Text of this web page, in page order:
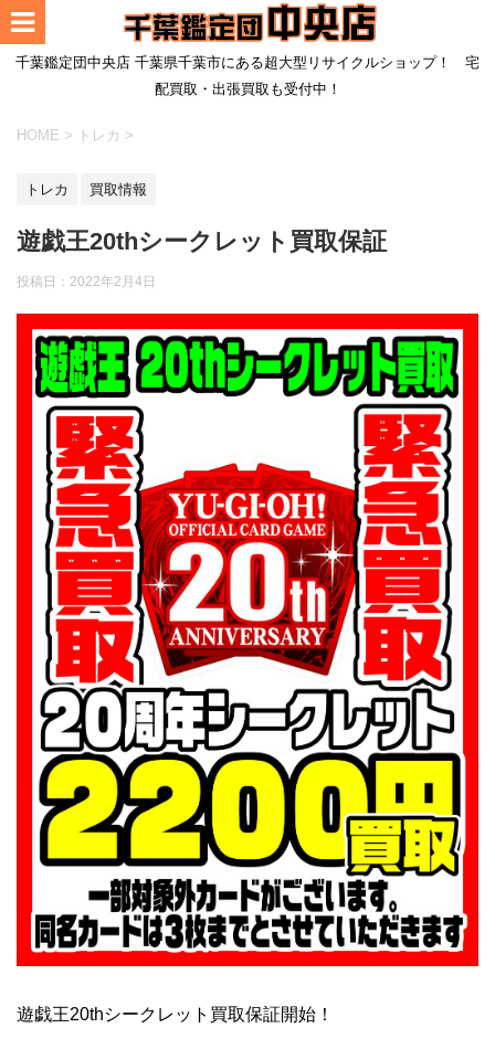
千葉鑑定団中央店 千葉県千葉市にある超大型リサイクルショップ！ 宅
配買取・出張買取も受付中！
HOME > トレカ >
トレカ 買取情報
遊戯王20thシークレット買取保証
投稿日：2022年2月4日
遊戯王20thシークレット買取保証開始！